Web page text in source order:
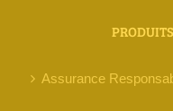
Assurance